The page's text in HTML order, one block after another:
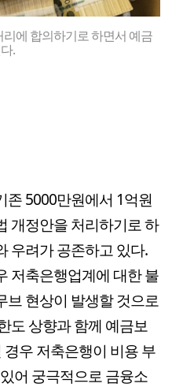
에 합의하기로 하면서 예금
.
존 5000만원에서 1억원
개정안을 처리하기로 하
우려가 공존하고 있다.
저축은행업계에 대한 불
브 현상이 발생할 것으로
도 상향과 함께 예금보
우 저축은행이 비용 부
어 궁극적으로 금융소